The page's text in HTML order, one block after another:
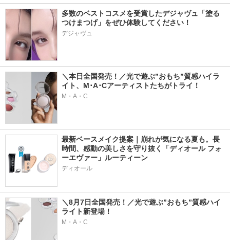
多数のベストコスメを受賞したデジャヴュ「塗る
つけまつげ」をぜひ体験してください！
デジャヴュ
＼本日全国発売！／光で遊ぶ”おもち”質感ハイラ
イト、M･A･Cアーティストたちがトライ！
M・A・C
最新ベースメイク提案｜崩れが気になる夏も。長
時間、感動の美しさを守り抜く「ディオール フォ
ーエヴァー」ルーティーン
ディオール
＼8月7日全国発売！／光で遊ぶ”おもち”質感ハイ
ライト新登場！
M・A・C